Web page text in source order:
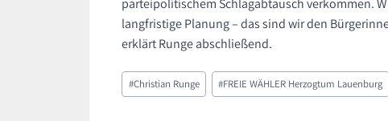
parteipolitischem Schlagabtausch verkommen.
langfristige Planung – das sind wir den
erklärt Runge abschließend.
Schlagworte:
#Christian Runge #FREIE WÄHLER Herzogtum Lauenburg